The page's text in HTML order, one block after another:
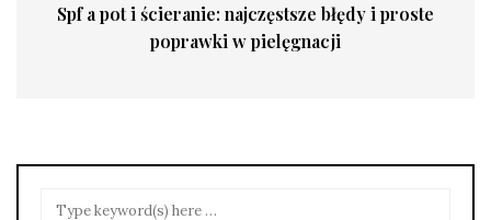
Spf a pot i ścieranie: najczęstsze błędy i proste
poprawki w pielęgnacji